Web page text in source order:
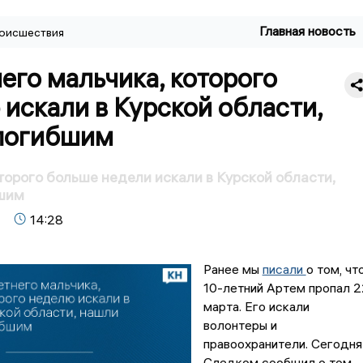
Главная новость
мальчика, которого
в Курской области,
больше недели искали в Курской области,
14:28
Ранее мы писали о том,
10-летний Артем пропал
марта. Его искали
волонтеры и
правоохранители. Сегодня